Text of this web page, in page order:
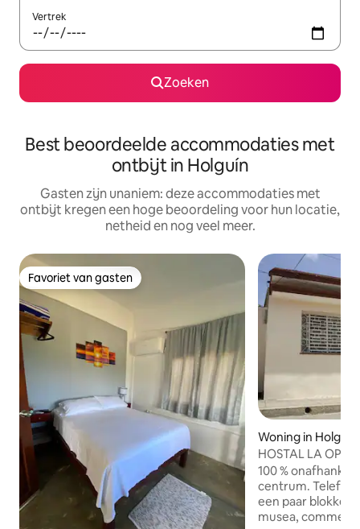
Vertrek
Zoeken
Best beoordeelde accommodaties met
ontbijt in Holguín
Gasten zijn unaniem: deze accommodaties met
ontbijt kregen een hoge beoordeling voor hun locatie,
netheid en nog veel meer.
Favoriet van gasten
Favoriet van gasten
Woning in Holguin
HOSTAL LA
(HOLGUIN)
100 %
centrum.
een paar blokken
musea,